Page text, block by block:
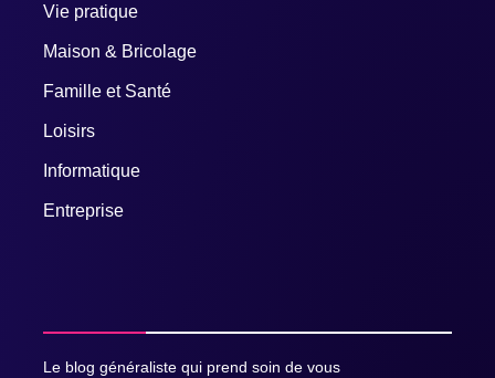
Le blog généraliste qui prend soin de vous
Vie pratique
Maison & Bricolage
Famille et Santé
Loisirs
Informatique
Entreprise